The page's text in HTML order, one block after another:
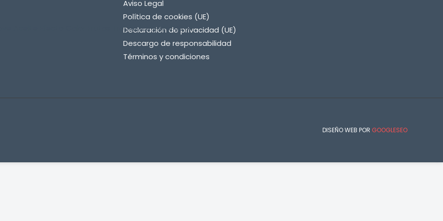
Aviso Legal
Política de cookies (UE)
Declaración de privacidad (UE)
Descargo de responsabilidad
Términos y condiciones
DISEÑO WEB POR GOOGLESEO
Aceite Efecto Calor Frutas Tropicales y Miel 60 Ml